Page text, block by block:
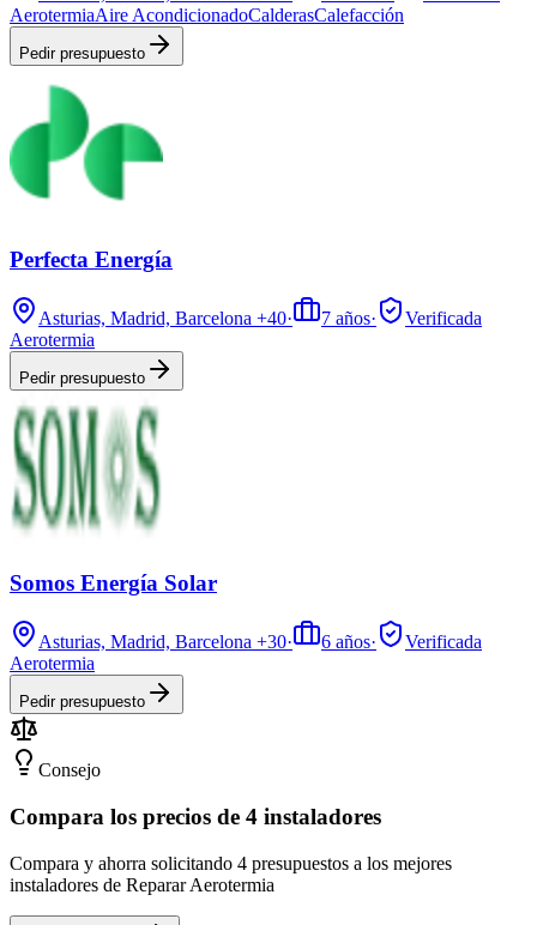
AerotermiaAire AcondicionadoCalderasCalefacción
Pedir presupuesto
Perfecta Energía
Asturias, Madrid, Barcelona +40· 7 años·
Verificada
Aerotermia
Pedir presupuesto
Somos Energía Solar
Asturias, Madrid, Barcelona +30· 6 años·
Verificada
Aerotermia
Pedir presupuesto
Consejo
Compara los precios de 4 instaladores
Compara y ahorra solicitando 4 presupuestos a los mejores
instaladores de Reparar Aerotermia